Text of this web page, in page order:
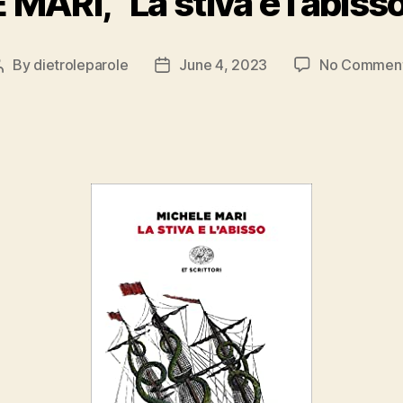
By dietroleparole
PostJune 4, 2023 No